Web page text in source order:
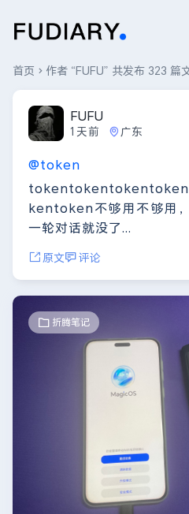
首页 作者 “FUFU” 共发布 323 篇
FUFU
1天前 广东
@token
kentoken不够用不够用
一轮对话就没了...
原文 评论
折腾笔记